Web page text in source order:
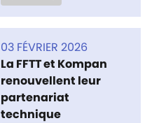
03 FÉVRIER 2026
La FFTT et Kompan
renouvellent leur
partenariat
technique